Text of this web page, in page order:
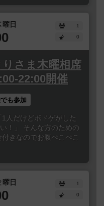
曜日
1
0
りさま木曜相席
22:00開催
も参加
人だけどボドゲがした
！」 そんな方のための
きなのでお腹ぺこぺこ
曜日
1
0